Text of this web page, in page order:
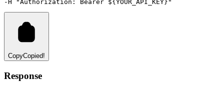
-H
"Authorization: Bearer ${YOUR_API_KEY}"
CopyCopied!
Response